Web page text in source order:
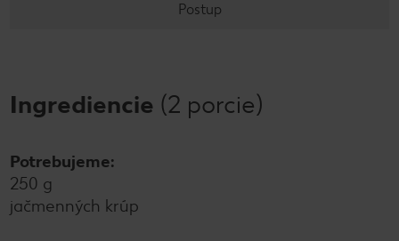
Postup
Ingrediencie (2 porcie)
Potrebujeme:
250 g
jačmenných krúp